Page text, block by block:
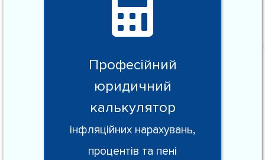
Професійний
юридичний
калькулятор
інфляційних нарахувань,
процентів та пені